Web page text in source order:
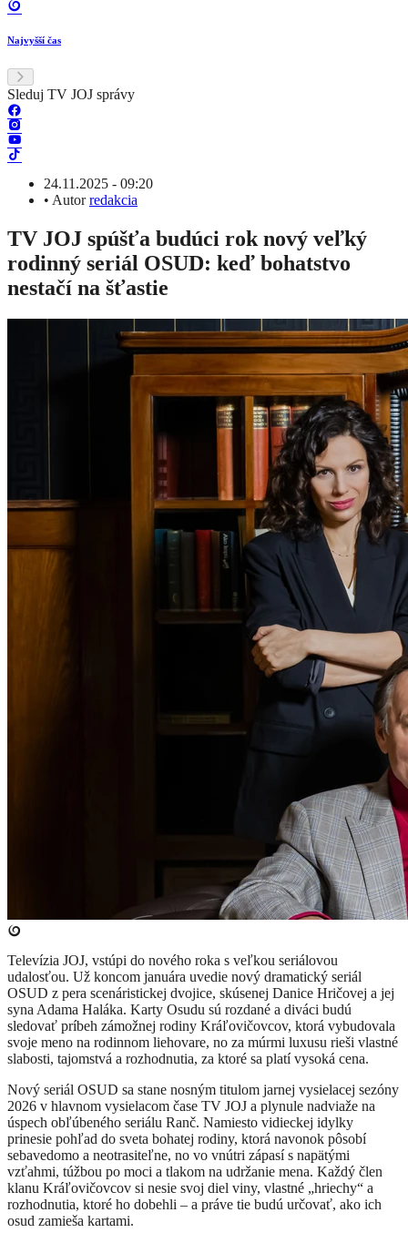
Najvyšší čas
Sleduj TV JOJ správy
24.11.2025 - 09:20
• Autorredakcia
TV JOJ spúšťa budúci rok nový veľký
rodinný seriál OSUD: keď bohatstvo
nestačí na šťastie
Televízia JOJ, vstúpi do nového roka s veľkou seriálovou
udalosťou. Už koncom januára uvedie nový dramatický seriál
OSUD z pera scenáristickej dvojice, skúsenej Danice Hričovej a jej
syna Adama Haláka. Karty Osudu sú rozdané a diváci budú
sledovať príbeh zámožnej rodiny Kráľovičovcov, ktorá vybudovala
svoje meno na rodinnom liehovare, no za múrmi luxusu rieši vlastné
slabosti, tajomstvá a rozhodnutia, za ktoré sa platí vysoká cena.
Nový seriál OSUD sa stane nosným titulom jarnej vysielacej sezóny
2026 v hlavnom vysielacom čase TV JOJ a plynule nadviaže na
úspech obľúbeného seriálu Ranč. Namiesto vidieckej idylky
prinesie pohľad do sveta bohatej rodiny, ktorá navonok pôsobí
sebavedomo a neotrasiteľne, no vo vnútri zápasí s napätými
vzťahmi, túžbou po moci a tlakom na udržanie mena. Každý člen
klanu Kráľovičovcov si nesie svoj diel viny, vlastné „hriechy“ a
rozhodnutia, ktoré ho dobehli – a práve tie budú určovať, ako ich
osud zamieša kartami.